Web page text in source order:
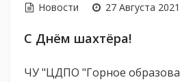
Новости 27 Августа 2021
С Днём шахтёра!
ЧУ "ЦДПО "Горное